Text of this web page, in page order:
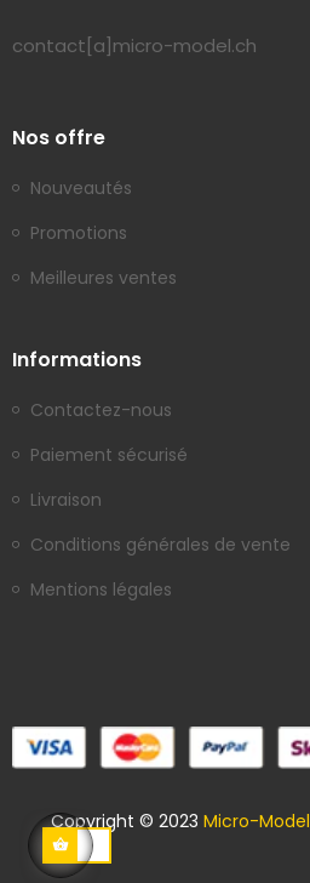
contact[a]micro-model.ch
Nos offre
Nouveautés
Promotions
Meilleures ventes
Informations
Contactez-nous
Paiement sécurisé
Livraison
Conditions générales de vente
Mentions légales
Copyright © 2023 Micro-Model